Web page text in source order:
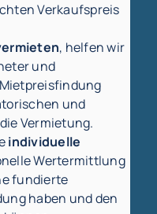
Verkaufspreis
, helfen wir
und
und
Vermietung.
individuelle
Wertermittlung
fundierte
haben und den